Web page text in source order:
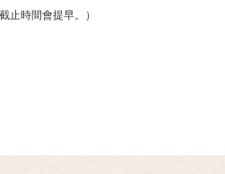
時間會提早。）